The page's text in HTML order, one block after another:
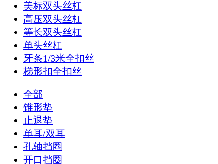
美标双头丝杠
高压双头丝杠
等长双头丝杠
单头丝杠
牙条1/3米全扣丝
梯形扣全扣丝
全部
锥形垫
止退垫
单耳/双耳
孔轴挡圈
开口挡圈